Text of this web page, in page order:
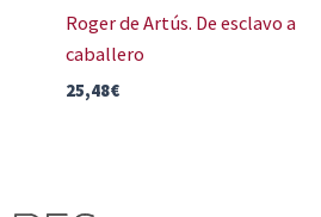
Roger de Artús. De esclavo a
caballero
25,48€